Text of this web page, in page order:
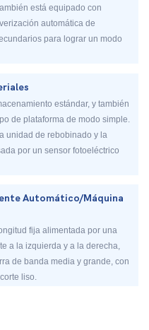
está equipado con
automática de
para lograr un modo
estándar, y también
de plataforma de modo simple.
unidad de rebobinado y la
por un sensor fotoeléctrico
Automático/máquina
fija alimentada por una
a la izquierda y a la derecha,
de banda media y grande, con
liso.